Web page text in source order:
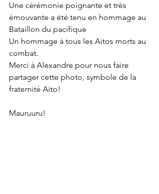
Une cérémonie poignante et très
émouvante a été tenu en hommage au
Bataillon du pacifique
Un hommage à tous les Aitos morts au
combat.
Merci à Alexandre pour nous faire
partager cette photo, symbole de la
fraternité Aito!
Mauruuru!